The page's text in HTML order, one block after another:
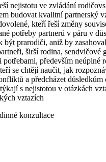
nejistotu ve zvládání
budovat kvalitní partnerský
kteří řeší změny
potřeby partnerů v páru v
být prarodiči, aniž by
širší rodina, sendvičové
především
se chtějí naučit, jak
a předcházet
s nejistotou v otázkách
vztazích